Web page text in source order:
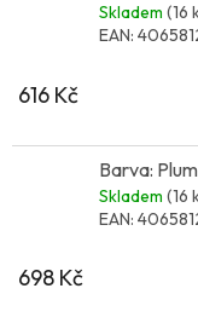
Skladem (16
EAN:
616 Kč
Barva:
Skladem (16
EAN:
698 Kč